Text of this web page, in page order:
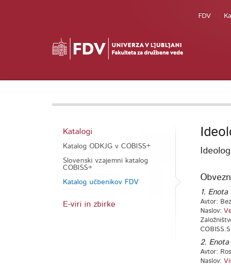
FDV
Katalogi
Katalog ODKJG v COBISS+
Slovenski vzajemni katalog
COBISS+
Katalog učbenikov FDV
E-viri in zbirke
1.
Avtor:
Naslov:
2. Enota
Avtor:
Naslov: